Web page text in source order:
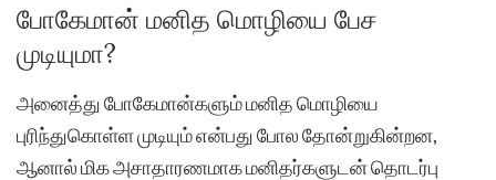
போகேமான் மனித மொழியை பேச
முடியுமா?
அனைத்து போகேமான்களும் மனித மொழியை
புரிந்துகொள்ள முடியும் என்பது போல தோன்றுகின்றன,
ஆனால் மிக அசாதாரணமாக மனிதர்களுடன் தொடர்பு